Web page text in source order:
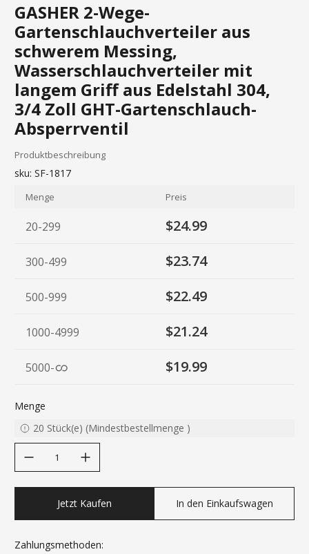
GASHER 2-Wege-
Gartenschlauchverteiler aus
schwerem Messing,
Wasserschlauchverteiler mit
langem Griff aus Edelstahl 304,
3/4 Zoll GHT-Gartenschlauch-
Absperrventil
Produktbeschreibung
sku: SF-1817
Menge Preis
20-299 $24.99
300-499 $23.74
500-999 $22.49
1000-4999 $21.24
5000- $19.99
Menge
20 Stück(e) (Mindestbestellmenge )
Jetzt Kaufen In den Einkaufswagen
Zahlungsmethoden: